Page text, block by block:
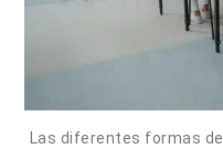
Las diferentes formas
variaciones en la
Permiten darle una
todo elproceso de